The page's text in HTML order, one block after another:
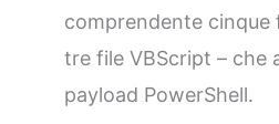
comprendente cinque
tre file VBScript – che
payload PowerShell.